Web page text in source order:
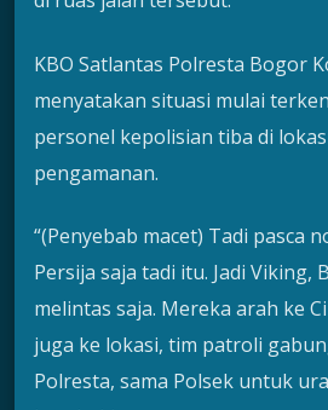
KBO Satlantas Polresta Bogor
menyatakan situasi mulai
personel kepolisian tiba di
pengamanan.
“(Penyebab macet) Tadi pasca
Persija saja tadi itu. Jadi Viking,
melintas saja. Mereka arah ke
juga ke lokasi, tim patroli
Polresta, sama Polsek untuk